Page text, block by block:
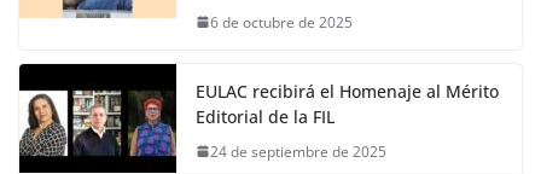
6 de octubre de 2025
EULAC recibirá el Homenaje al Mérito
Editorial de la FIL
24 de septiembre de 2025